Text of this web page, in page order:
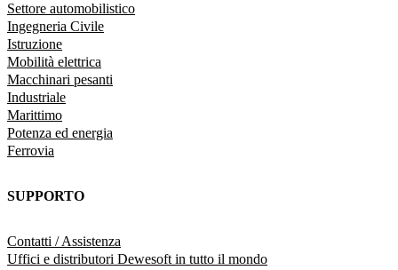
Settore automobilistico
Ingegneria Civile
Istruzione
Mobilità elettrica
Macchinari pesanti
Industriale
Marittimo
Potenza ed energia
Ferrovia
SUPPORTO
Contatti / Assistenza
Uffici e distributori Dewesoft in tutto il mondo